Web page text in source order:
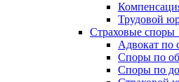
Трудовой
Страховые споры
Адвокат по
Споры по
Споры по